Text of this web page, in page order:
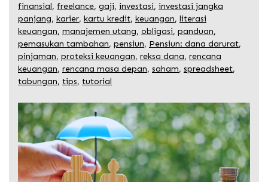
finansial, freelance, gaji, investasi, investasi jangka
panjang, karier, kartu kredit, keuangan, literasi
keuangan, manajemen utang, obligasi, panduan,
pemasukan tambahan, pensiun, Pensiun: dana darurat,
pinjaman, proteksi keuangan, reksa dana, rencana
keuangan, rencana masa depan, saham, spreadsheet,
tabungan, tips, tutorial